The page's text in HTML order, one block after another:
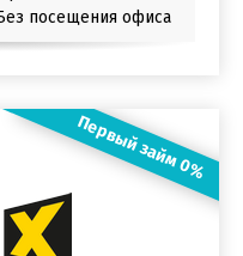
посещения офиса
Первый займ 0%